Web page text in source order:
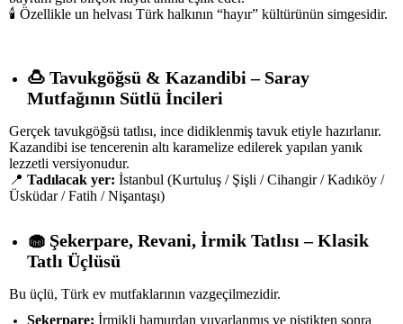
🕯️ Özellikle un helvası Türk halkının “hayır” kültürünün simgesidir.
🍮 Tavukgöğsü & Kazandibi – Saray
Mutfağının Sütlü İncileri
Gerçek tavukgöğsü tatlısı, ince didiklenmiş tavuk etiyle hazırlanır.
Kazandibi ise tencerenin altı karamelize edilerek yapılan yanık
lezzetli versiyonudur.
📍 Tadılacak yer: İstanbul (Kurtuluş / Şişli / Cihangir / Kadıköy /
Üsküdar / Fatih / Nişantaşı)
🧁 Şekerpare, Revani, İrmik Tatlısı – Klasik
Tatlı Üçlüsü
Bu üçlü, Türk ev mutfaklarının vazgeçilmezidir.
Şekerpare: İrmikli hamurdan yuvarlanmış ve piştikten sonra